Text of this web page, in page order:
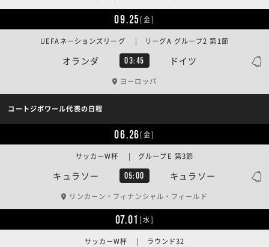
09.25[金]
オランダ 03:45 ドイツ
UEFAネーションズリーグ | リーグA グループ2 第1節
ヨーロッパ
コートジボワール代表の日程
06.26[金]
キュラソー 05:00 キュラソー
サッカーW杯 | グループE 第3節
リンカーン・フィナンシャル・フィールド
07.01 [水]
サッカーW杯 | ラウンド32